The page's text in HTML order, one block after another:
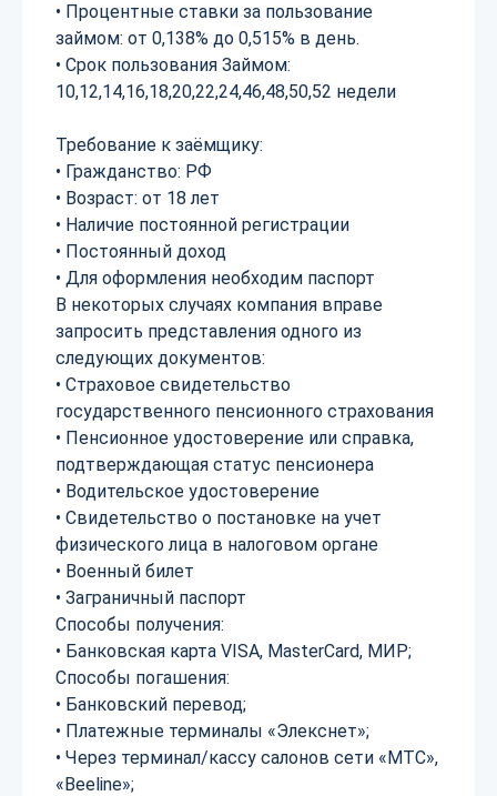
• Процентные ставки за пользование
займом: от 0,138% до 0,515% в день.
• Срок пользования Займом:
10,12,14,16,18,20,22,24,46,48,50,52 недели
Требование к заёмщику:
• Гражданство: РФ
• Возраст: от 18 лет
• Наличие постоянной регистрации
• Постоянный доход
• Для оформления необходим паспорт
В некоторых случаях компания вправе
запросить представления одного из
следующих документов:
• Страховое свидетельство
государственного пенсионного страхования
• Пенсионное удостоверение или справка,
подтверждающая статус пенсионера
• Водительское удостоверение
• Свидетельство о постановке на учет
физического лица в налоговом органе
• Военный билет
• Заграничный паспорт
Способы получения:
• Банковская карта VISA, MasterCard, МИР;
Способы погашения:
• Банковский перевод;
• Платежные терминалы «Элекснет»;
• Через терминал/кассу салонов сети «МТС»,
«Beeline»;